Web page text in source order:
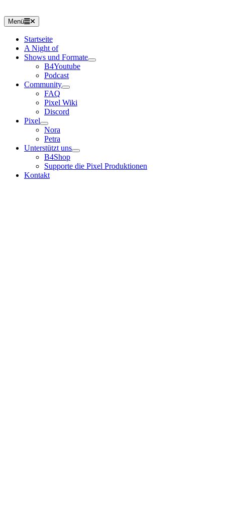
Menü
Startseite
A Night of
Shows und Formate
B4Youtube
Podcast
Community
FAQ
Pixel Wiki
Discord
Pixel
Nora
Petra
Unterstützt uns
B4Shop
Supporte die Pixel Produktionen
Kontakt